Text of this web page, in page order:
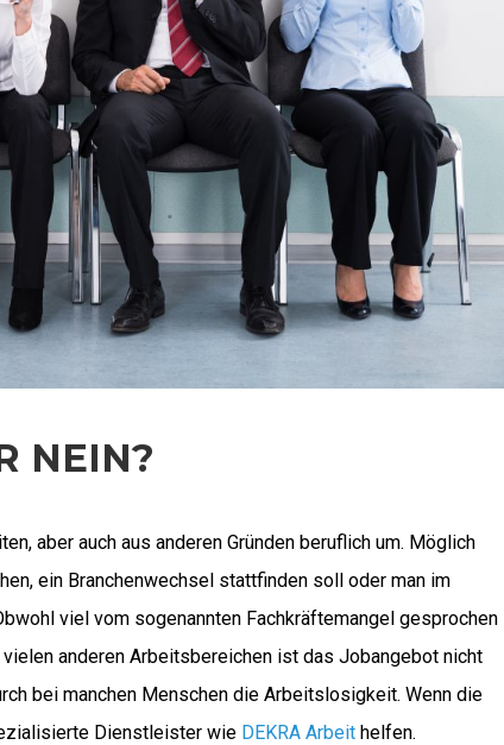
NEIN?
aber auch aus anderen Gründen beruflich um. Möglich
ein Branchenwechsel stattfinden soll oder man im
viel vom sogenannten Fachkräftemangel gesprochen
anderen Arbeitsbereichen ist das Jobangebot nicht
bei manchen Menschen die Arbeitslosigkeit. Wenn die
Dienstleister wie DEKRA Arbeit helfen.